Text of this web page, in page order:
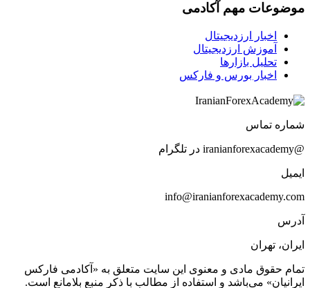
موضوعات مهم آکادمی
اخبار ارزدیجیتال
آموزش ارزدیجیتال
تحلیل بازارها
اخبار بورس و فارکس
شماره تماس
@iranianforexacademy در تلگرام
ایمیل
info@iranianforexacademy.com
آدرس
ایران، تهران
تمام حقوق مادی و معنوی این سایت متعلق به «آکادمی فارکس
ایرانیان» می‌باشد و استفاده از مطالب با ذکر منبع بلامانع است.